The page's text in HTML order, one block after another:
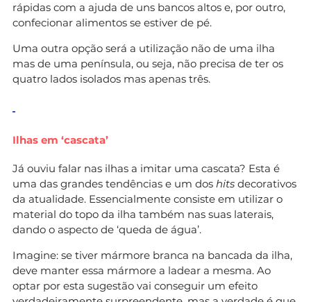
rápidas com a ajuda de uns bancos altos e, por outro,
confecionar alimentos se estiver de pé.
Uma outra opção será a utilização não de uma ilha
mas de uma península, ou seja, não precisa de ter os
quatro lados isolados mas apenas três.
Ilhas em ‘cascata’
Já ouviu falar nas ilhas a imitar uma cascata? Esta é
uma das grandes tendências e um dos hits decorativos
da atualidade. Essencialmente consiste em utilizar o
material do topo da ilha também nas suas laterais,
dando o aspecto de ‘queda de água’.
Imagine: se tiver mármore branca na bancada da ilha,
deve manter essa mármore a ladear a mesma. Ao
optar por esta sugestão vai conseguir um efeito